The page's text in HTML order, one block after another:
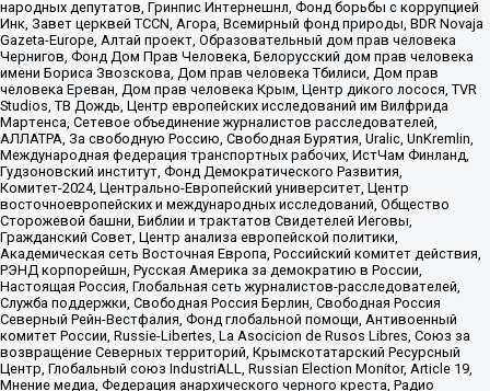
народных депутатов, Гринпис Интернешнл, Фонд борьбы с коррупцией
Инк, Завет церквей TCCN, Агора, Всемирный фонд природы, BDR Novaja
Gazeta-Europe, Алтай проект, Образовательный дом прав человека
Чернигов, Фонд Дом Прав Человека, Белорусский дом прав человека
имени Бориса Звозскова, Дом прав человека Тбилиси, Дом прав
человека Ереван, Дом прав человека Крым, Центр дикого лосося, TVR
Studios, ТВ Дождь, Центр европейских исследований им Вилфрида
Мартенса, Сетевое объединение журналистов расследователей,
АЛЛАТРА, За свободную Россию, Свободная Бурятия, Uralic, UnKremlin,
Международная федерация транспортных рабочих, ИстЧам Финланд,
Гудзоновский институт, Фонд Демократического Развития,
Комитет-2024, Центрально-Европейский университет, Центр
восточноевропейских и международных исследований, Общество
Сторожевой башни, Библии и трактатов Свидетелей Иеговы,
Гражданский Совет, Центр анализа европейской политики,
Академическая сеть Восточная Европа, Российский комитет действия,
РЭНД корпорейшн, Русская Америка за демократию в России,
Настоящая Россия, Глобальная сеть журналистов-расследователей,
Служба поддержки, Свободная Россия Берлин, Свободная Россия
Северный Рейн-Вестфалия, Фонд глобальной помощи, Антивоенный
комитет России, Russie-Libertes, La Asocicion de Rusos Libres, Союз за
возвращение Северных территорий, Крымскотатарский Ресурсный
Центр, Глобальный союз IndustriALL, Russian Election Monitor, Article 19,
Мнение медиа, Федерация анархического черного креста, Радио